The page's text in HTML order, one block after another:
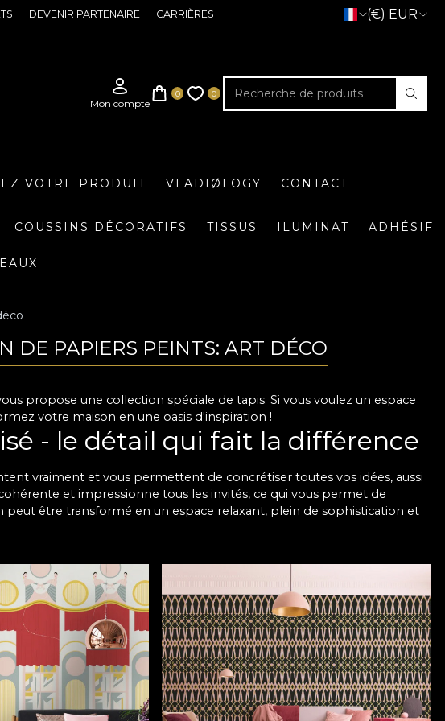
DEVENIR PARTENAIRE CARRIÈRES (€) EUR
VOTRE PRODUIT VLADIØLOGY CONTACT
COUSSINS DÉCORATIFS TISSUS ILUMINAT ADHÉSIF
DE PAPIERS PEINTS: ART DÉCO
propose une collection spéciale de tapis. Si vous voulez un espace
votre maison en une oasis d'inspiration !
- le détail qui fait la différence
vraiment et vous permettent de concrétiser toutes vos idées, aussi
et impressionne tous les invités, ce qui vous permet de
peut être transformé en un espace relaxant, plein de sophistication et
être personnalisé en fonction de la taille des murs pour s'intégrer
pas seulement exquis, ils sont aussi très durables, de sorte qu'ils
des années.
le papier peint de salon
l'usure et conserver leur aspect impeccable à long terme. Quelles que
chez nous le motif parfait, à l'aspect impeccable, qui s'intégrera dans
à votre salon sans procédures compliquées, car tout est plus